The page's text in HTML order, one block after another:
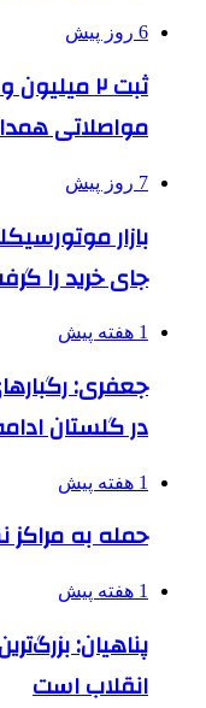
6 روز پیش
مواصلاتی
7 روز پیش
بازار
جای خرید را
1 هفته پیش
جعفری:
در گلستان
1 هفته پیش
حمله به
1 هفته پیش
پناهیان:
انقلاب است